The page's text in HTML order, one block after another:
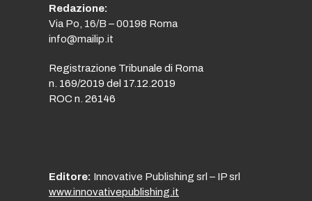
Redazione:
Via Po, 16/B – 00198 Roma
info@mailip.it
Registrazione Tribunale di Roma
n. 169/2019 del 17.12.2019
ROC n. 26146
Editore: Innovative Publishing srl – IP srl
www.innovativepublishing.it